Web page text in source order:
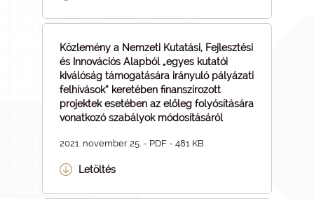
Közlemény a Nemzeti Kutatási, Fejlesztési
és Innovációs Alapból „egyes kutatói
kiválóság támogatására irányuló pályázati
felhívások” keretében finanszírozott
projektek esetében az előleg folyósítására
vonatkozó szabályok módosításáról
2021. november 25. - PDF - 481 KB
Letöltés